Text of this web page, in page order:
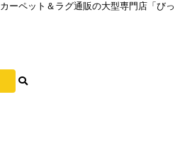
カーペット＆ラグ通販の大型専門店「び